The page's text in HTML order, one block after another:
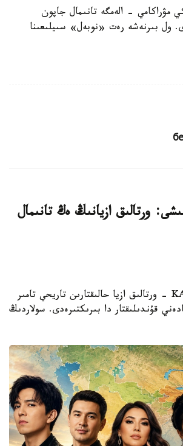
مۋراكامي - الەمگە تانىمال جاپون
ول بىرنەشە رەت «نوبەل» سىيلىعىنا
ورتالىق ازيانىڭ ەڭ تانىمال
استانا. KAZINFORM - ورتالىق ازيا حالىقتارىن تاريحي تامىر
قۇندىلىقتار دا بىرىكتىرەدى. سولاردىڭ